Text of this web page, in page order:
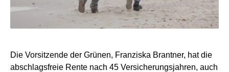
Die Vorsitzende der Grünen, Franziska Brantner, hat die
abschlagsfreie Rente nach 45 Versicherungsjahren, auch